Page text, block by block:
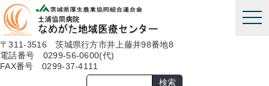
本文へ
〒311-3516 茨城県行方市井上藤井98番地8
電話番号 0299-56-0600(代)
FAX番号 0299-37-4111